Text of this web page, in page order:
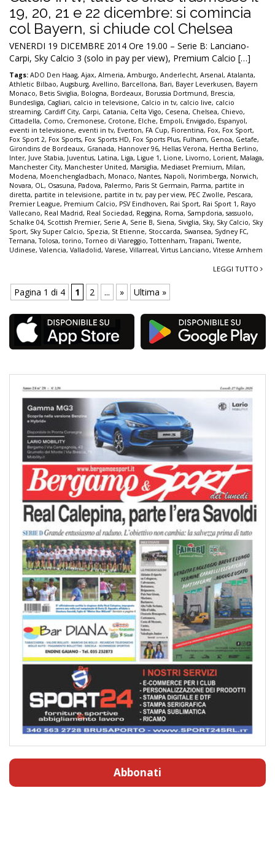
19, 20, 21 e 22 dicembre: si comincia
col Bayern, si chiude col Chelsea
VENERDI 19 DICEMBRE 2014 Ore 19.00 – Serie B: Lanciano-
Carpi, Sky Calcio 3 (solo in pay per view), Premium Calcio […]
Tags: ADO Den Haag, Ajax, Almeria, Amburgo, Anderlecht, Arsenal, Atalanta,
Athletic Bilbao, Augsburg, Avellino, Barcellona, Bari, Bayer Leverkusen, Bayern
Monaco, Betis Siviglia, Bologna, Bordeaux, Borussia Dortmund, Brescia,
Bundesliga, Cagliari, calcio in televisione, Calcio in tv, calcio live, calcio
streaming, Cardiff City, Carpi, Catania, Celta Vigo, Cesena, Chelsea, Chievo,
Cittadella, Como, Cremonese, Crotone, Elche, Empoli, Envigado, Espanyol,
eventi in televisione, eventi in tv, Everton, FA Cup, Fiorentina, Fox, Fox Sport,
Fox Sport 2, Fox Sports, Fox Sports HD, Fox Sports Plus, Fulham, Genoa, Getafe,
Girondins de Bordeaux, Granada, Hannover 96, Hellas Verona, Hertha Berlino,
Inter, Juve Stabia, Juventus, Latina, Liga, Ligue 1, Lione, Livorno, Lorient, Malaga,
Manchester City, Manchester United, Marsiglia, Mediaset Premium, Milan,
Modena, Moenchengladbach, Monaco, Nantes, Napoli, Norimberga, Norwich,
Novara, OL , Osasuna, Padova, Palermo, Paris St Germain, Parma, partite in
diretta, partite in televisione, partite in tv, pay per view, PEC Zwolle, Pescara,
Premier League, Premium Calcio, PSV Eindhoven, Rai Sport, Rai Sport 1, Rayo
Vallecano, Real Madrid, Real Sociedad, Reggina, Roma, Sampdoria, sassuolo,
Schalke 04, Scottish Premier, Serie A, Serie B, Siena, Siviglia, Sky, Sky Calcio, Sky
Sport, Sky Super Calcio, Spezia, St Etienne, Stoccarda, Swansea, Sydney FC,
Ternana,Tolosa, torino,Torneo di Viareggio,Tottenham,Trapani,Twente,
Udinese, Valencia, Valladolid, Varese, Villarreal, Virtus Lanciano, Vitesse Arnhem
LEGGI TUTTO
Pagina 1 di 4 1 2 ... » Ultima »
Abbonati